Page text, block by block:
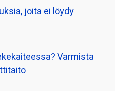
joita ei löydy
Varmista